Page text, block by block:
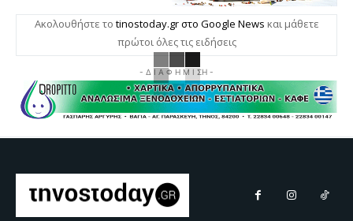
Ακολουθήστε το tinostoday.gr στο Google News και μάθετε
πρώτοι όλες τις ειδήσεις
- Δ Ι Α Φ Η Μ Ι ΣΗ -